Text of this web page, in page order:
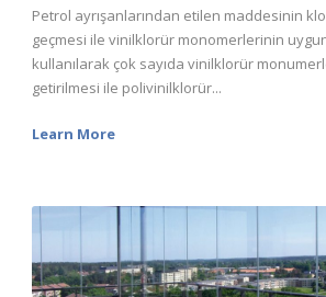
Petrol ayrışanlarından etilen maddesinin
geçmesi ile vinilklorür monomerlerinin
kullanılarak çok sayıda vinilklorür
getirilmesi ile polivinilklorür...
Learn More